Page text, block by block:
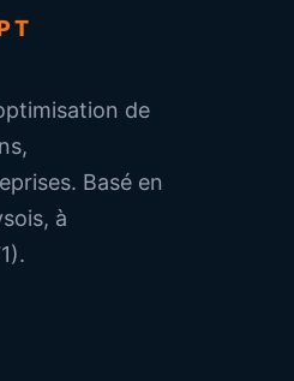
de
Basé en
à